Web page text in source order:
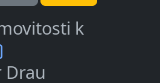
k
Drau